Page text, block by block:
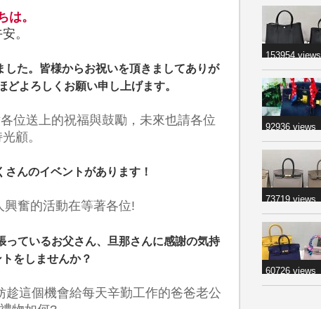
は。
。
た。皆様からお祝いを頂きましてありが
よろしくお願い申し上げます。
位送上的祝福與鼓勵，未來也請各位
顧。
んのイベントがあります！
奮的活動在等著各位!
っているお父さん、旦那さんに感謝の気持
をしませんか？
這個機會給每天辛勤工作的爸爸老公
153954 views
92936 views
73719 views
60726 views